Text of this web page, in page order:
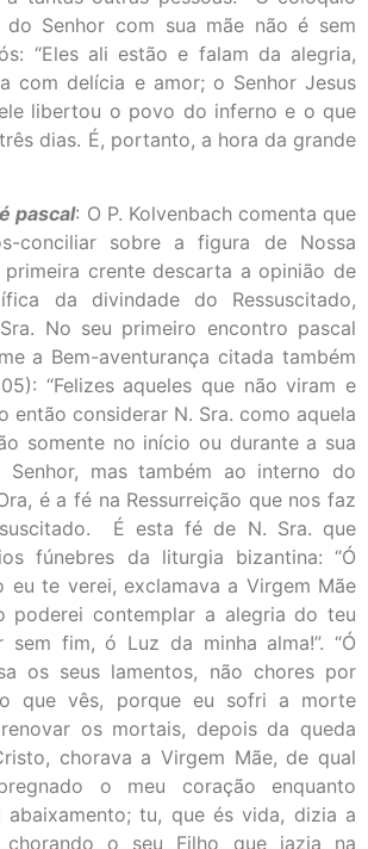
Senhor com sua mãe não é sem
“Eles ali estão e falam da alegria,
com delícia e amor; o Senhor Jesus
libertou o povo do inferno e o que
dias. É, portanto, a hora da grande
pascal: O P. Kolvenbach comenta que
conciliar sobre a figura de Nossa
primeira crente descarta a opinião de
da divindade do Ressuscitado,
No seu primeiro encontro pascal
a Bem-aventurança citada também
“Felizes aqueles que não viram e
então considerar N. Sra. como aquela
somente no início ou durante a sua
mas também ao interno do
é a fé na Ressurreição que nos faz
É esta fé de N. Sra. que
fúnebres da liturgia bizantina: “Ó
eu te verei, exclamava a Virgem Mãe
poderei contemplar a alegria do teu
fim, ó Luz da minha alma!”. “Ó
os seus lamentos, não chores por
que vês, porque eu sofri a morte
os mortais, depois da queda
chorava a Virgem Mãe, de qual
o meu coração enquanto
tu, que és vida, dizia a
chorando o seu Filho que jazia na